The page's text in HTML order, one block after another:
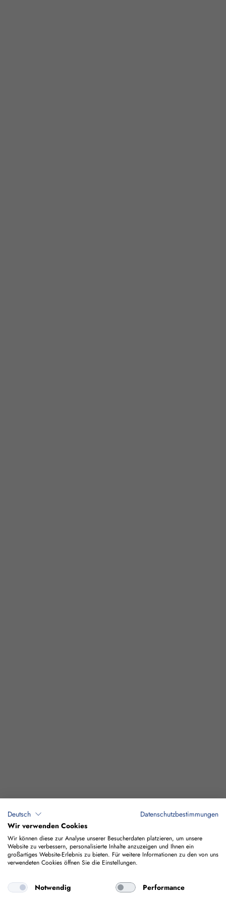
Deutsch
Datenschutzbestimmungen
Wir verwenden Cookies
Wir können diese zur Analyse unserer Besucherdaten platzieren, um unsere
Website zu verbessern, personalisierte Inhalte anzuzeigen und Ihnen ein
großartiges Website-Erlebnis zu bieten. Für weitere Informationen zu den von uns
verwendeten Cookies öffnen Sie die Einstellungen.
Notwendig Performance